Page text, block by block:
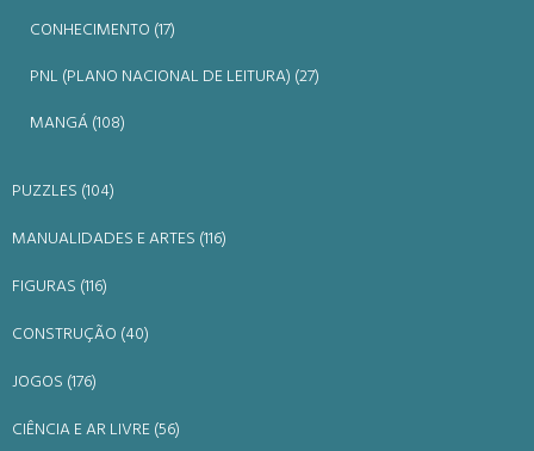
CONHECIMENTO (17)
PNL (PLANO NACIONAL DE LEITURA) (27)
MANGÁ (108)
PUZZLES (104)
MANUALIDADES E ARTES (116)
FIGURAS (116)
CONSTRUÇÃO (40)
JOGOS (176)
CIÊNCIA E AR LIVRE (56)